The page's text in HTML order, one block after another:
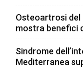
Osteoartrosi del
mostra benefici
Sindrome
Mediterranea